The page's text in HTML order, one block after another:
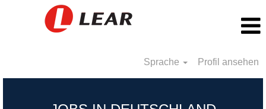
Sprache Profil ansehen